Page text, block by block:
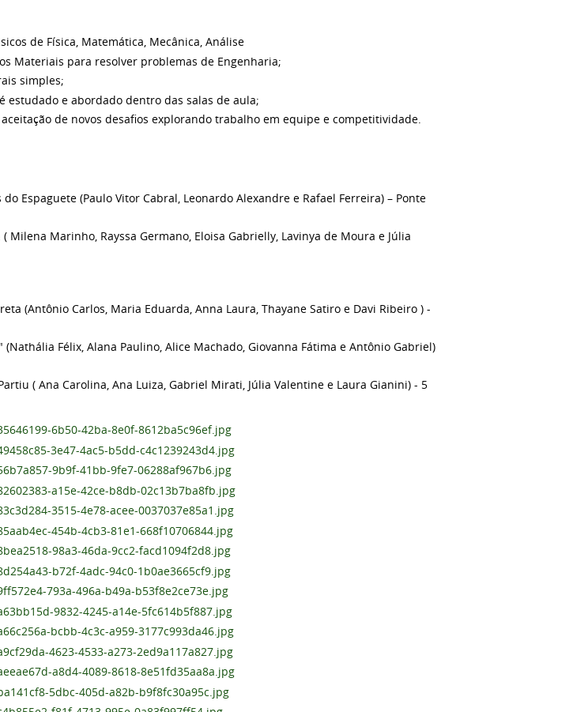
de Física, Matemática, Mecânica, Análise
Materiais para resolver problemas de Engenharia;
simples;
estudado e abordado dentro das salas de aula;
de novos desafios explorando trabalho em equipe e competitividade.
Espaguete (Paulo Vitor Cabral, Leonardo Alexandre e Rafael Ferreira) – Ponte
Milena Marinho, Rayssa Germano, Eloisa Gabrielly, Lavinya de Moura e Júlia
(Antônio Carlos, Maria Eduarda, Anna Laura, Thayane Satiro e Davi Ribeiro ) -
(Nathália Félix, Alana Paulino, Alice Machado, Giovanna Fátima e Antônio Gabriel)
( Ana Carolina, Ana Luiza, Gabriel Mirati, Júlia Valentine e Laura Gianini) - 5